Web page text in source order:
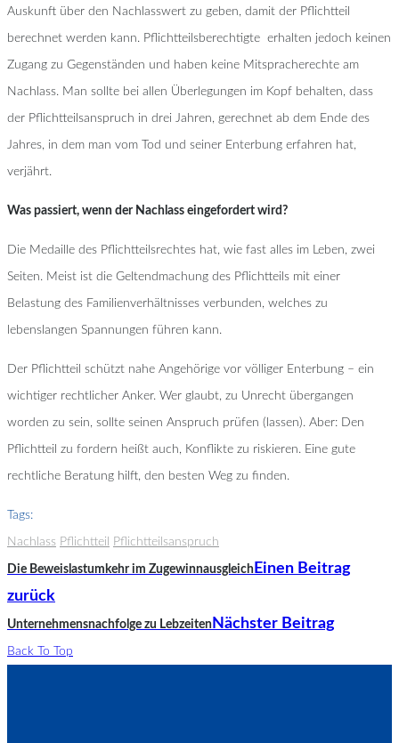
Auskunft über den Nachlasswert zu geben, damit der Pflichtteil
berechnet werden kann. Pflichtteilsberechtigte erhalten jedoch keinen
Zugang zu Gegenständen und haben keine Mitspracherechte am
Nachlass. Man sollte bei allen Überlegungen im Kopf behalten, dass
der Pflichtteilsanspruch in drei Jahren, gerechnet ab dem Ende des
Jahres, in dem man vom Tod und seiner Enterbung erfahren hat,
verjährt.
Was passiert, wenn der Nachlass eingefordert wird?
Die Medaille des Pflichtteilsrechtes hat, wie fast alles im Leben, zwei
Seiten. Meist ist die Geltendmachung des Pflichtteils mit einer
Belastung des Familienverhältnisses verbunden, welches zu
lebenslangen Spannungen führen kann.
Der Pflichtteil schützt nahe Angehörige vor völliger Enterbung – ein
wichtiger rechtlicher Anker. Wer glaubt, zu Unrecht übergangen
worden zu sein, sollte seinen Anspruch prüfen (lassen). Aber: Den
Pflichtteil zu fordern heißt auch, Konflikte zu riskieren. Eine gute
rechtliche Beratung hilft, den besten Weg zu finden.
Tags:
Nachlass Pflichtteil Pflichtteilsanspruch
Die Beweislastumkehr im Zugewinnausgleich Einen Beitrag
zurück
Unternehmensnachfolge zu Lebzeiten Nächster Beitrag
Back To Top